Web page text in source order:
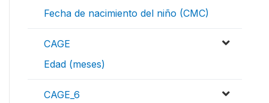
Fecha de nacimiento del niño (CMC)
CAGE
Edad (meses)
CAGE_6